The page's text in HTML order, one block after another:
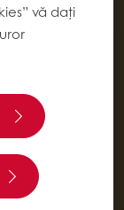
vă dați